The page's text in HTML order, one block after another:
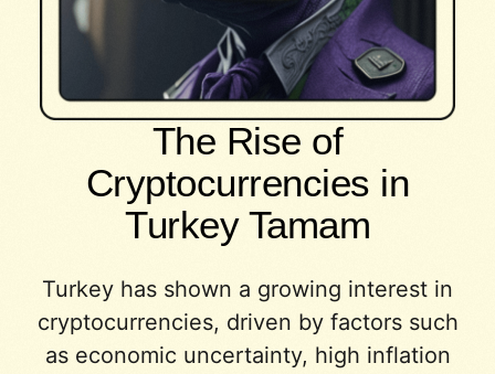
The Rise of
Cryptocurrencies in
Turkey Tamam
Turkey has shown a growing interest in
cryptocurrencies, driven by factors such
as economic uncertainty, high inflation